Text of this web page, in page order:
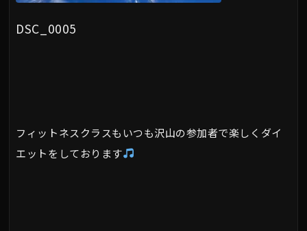
DSC_0005
フィットネスクラスもいつも沢山の参加者で楽しくダイ
エットをしております